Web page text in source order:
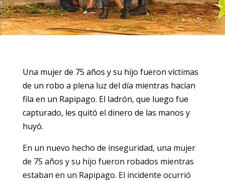
Una mujer de 75 años y su hijo fueron víctimas
de un robo a plena luz del día mientras hacían
fila en un Rapipago. El ladrón, que luego fue
capturado, les quitó el dinero de las manos y
huyó.
En un nuevo hecho de inseguridad, una mujer
de 75 años y su hijo fueron robados mientras
estaban en un Rapipago. El incidente ocurrió